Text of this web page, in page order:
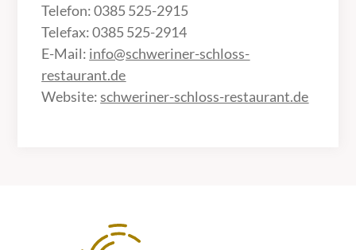
Telefon: 0385 525-2915
Telefax: 0385 525-2914
E-Mail: info@schweriner-schloss-
restaurant.de
Website:schweriner-schloss-restaurant.de